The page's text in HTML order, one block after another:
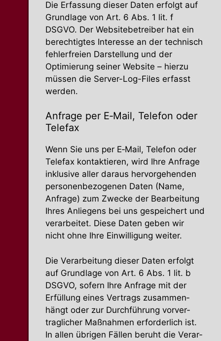
Die Erfassung dieser Daten erfolgt auf
Grundlage von Art. 6 Abs. 1 lit. f
DSGVO. Der Website­be­treiber hat ein
berech­tigtes Interesse an der technisch
fehler­freien Darstellung und der
Optimierung seiner Website – hierzu
müssen die Server-Log-Files erfasst
werden.
Anfrage per E‑Mail, Telefon oder
Telefax
Wenn Sie uns per E‑Mail, Telefon oder
Telefax kontak­tieren, wird Ihre Anfrage
inklusive aller daraus hervor­ge­henden
perso­nen­be­zo­genen Daten (Name,
Anfrage) zum Zwecke der Bearbeitung
Ihres Anliegens bei uns gespei­chert und
verar­beitet. Diese Daten geben wir
nicht ohne Ihre Einwil­ligung weiter.
Die Verar­beitung dieser Daten erfolgt
auf Grundlage von Art. 6 Abs. 1 lit. b
DSGVO, sofern Ihre Anfrage mit der
Erfüllung eines Vertrags zusam­men­
hängt oder zur Durch­führung vorver­
trag­licher Maßnahmen erfor­derlich ist.
In allen übrigen Fällen beruht die Verar­